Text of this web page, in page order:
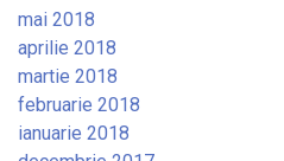
mai 2018
aprilie 2018
martie 2018
februarie 2018
ianuarie 2018